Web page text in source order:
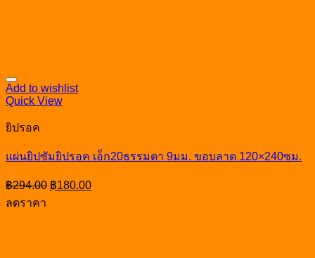
Add to wishlist
Quick View
ยิปรอค
แผ่นยิปซัมยิปรอค เอ็ก20ธรรมดา 9มม. ขอบลาด 120×240ซม.
฿294.00 Original
price
฿180.00Current
price
ลดราคา